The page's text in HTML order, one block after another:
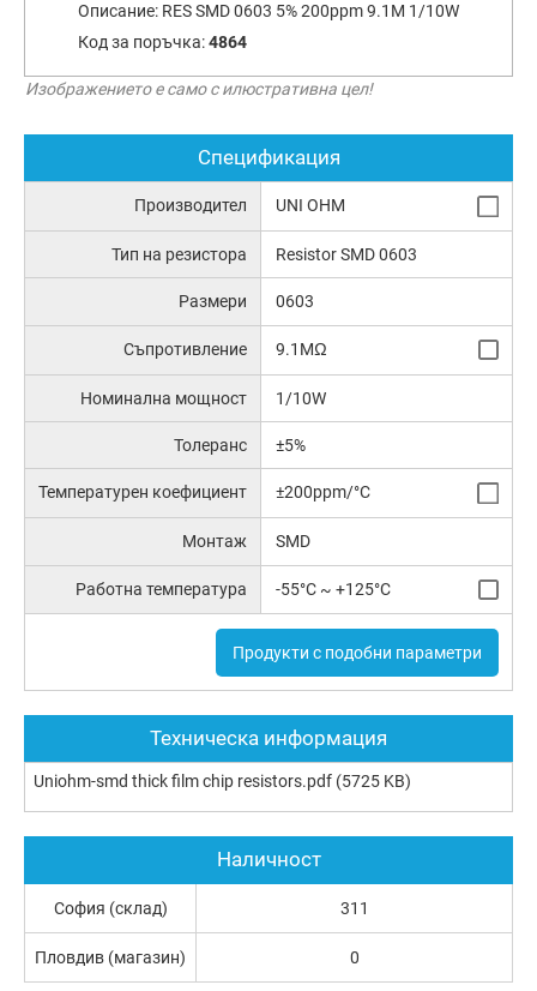
Описание: RES SMD 0603 5% 200ppm 9.1M 1/10W
Код за поръчка:4864
Изображението е само с илюстративна цел!
Спецификация
Производител UNI OHM
Тип на резистора Resistor SMD 0603
Размери 0603
Съпротивление 9.1MΩ
Номинална мощност 1/10W
Толеранс ±5%
Температурен коефициент ±200ppm/°C
Монтаж SMD
Работна температура -55°C ~ +125°C
Продукти с подобни параметри
Техническа информация
Uniohm-smd thick film chip resistors.pdf (5725 KB)
Наличност
София (склад) 311
Пловдив (магазин) 0